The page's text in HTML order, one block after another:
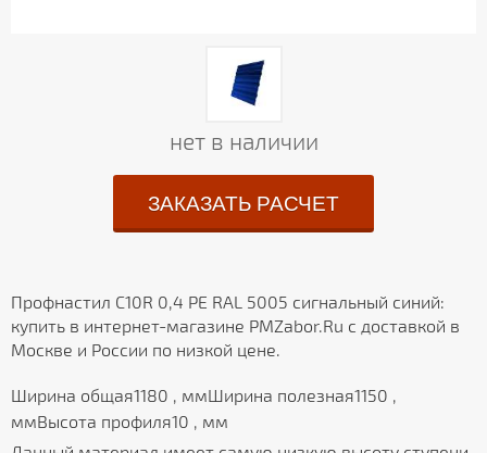
нет в наличии
ЗАКАЗАТЬ РАСЧЕТ
Профнастил С10R 0,4 PE RAL 5005 сигнальный синий:
купить в интернет-магазине PMZabor.Ru с доставкой в
Москве и России по низкой цене.
Ширина общая1180 , ммШирина полезная1150 ,
ммВысота профиля10 , мм